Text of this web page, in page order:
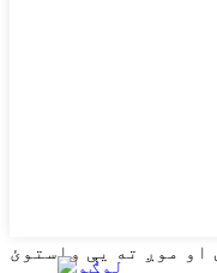
او موږ ته یې واستوئ